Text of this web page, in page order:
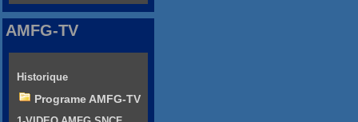
AMFG-TV
Historique
Programe AMFG-TV